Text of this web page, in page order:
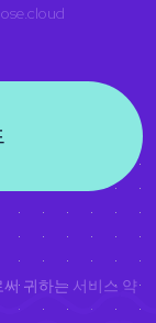
귀하는 서비스 약